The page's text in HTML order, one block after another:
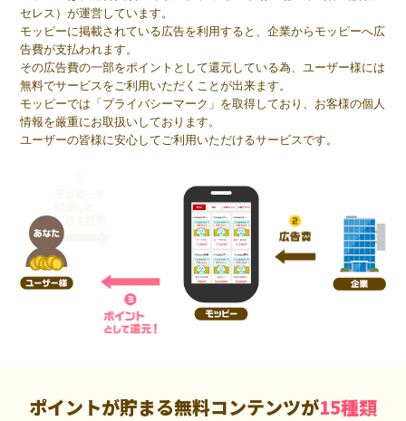
セレス）が運営しています。
モッピーに掲載されている広告を利用すると、企業からモッピーへ広
告費が支払われます。
その広告費の一部をポイントとして還元している為、ユーザー様には
無料でサービスをご利用いただくことが出来ます。
モッピーでは「プライバシーマーク」を取得しており、お客様の個人
情報を厳重にお取扱いしております。
ユーザーの皆様に安心してご利用いただけるサービスです。
ポイントが貯まる無料コンテンツが15種類